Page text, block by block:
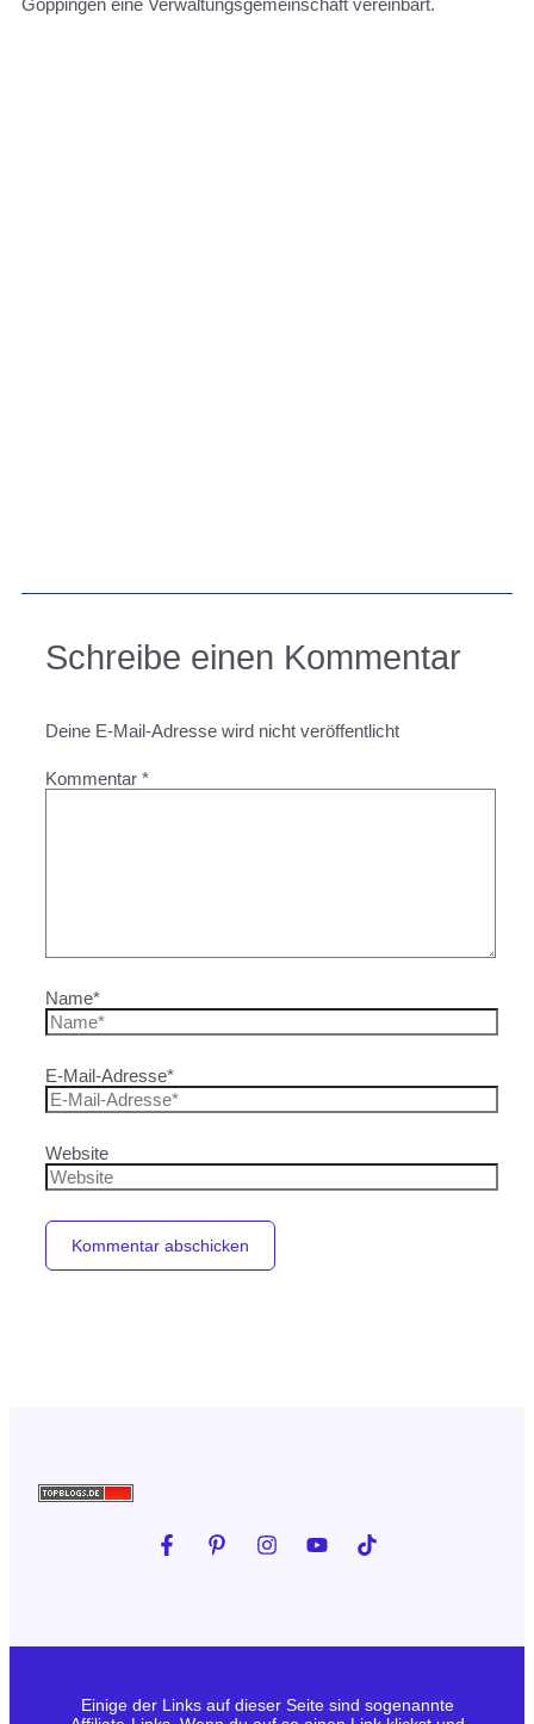
Göppingen eine Verwaltungsgemeinschaft vereinbart.
Schreibe einen Kommentar
Deine E-Mail-Adresse wird nicht veröffentlicht
Kommentar *
Name*
E-Mail-Adresse*
Website
Einige der Links auf dieser Seite sind sogenannte